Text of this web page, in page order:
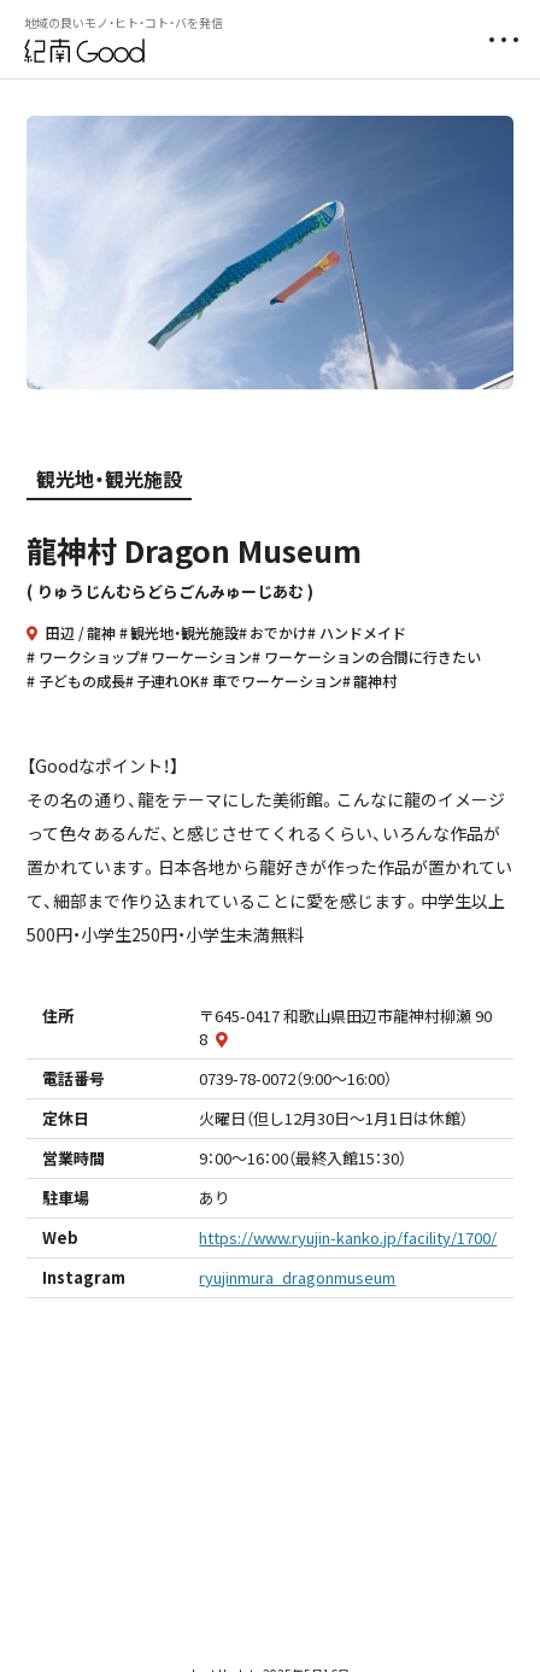
地域の良いモノ・ヒト・コト・バを発信
観光地・観光施設
龍神村 Dragon Museum
りゅうじんむらどらごんみゅーじあむ
田辺 龍神 観光地・観光施設 おでかけ
ハンドメイド
ワークショップ
ワーケーション
ワーケーションの合間に行きたい
子どもの成長
子連れOK 車でワーケーション 龍神村
【Goodなポイント！】
その名の通り、龍をテーマにした美術館。こんなに龍のイメージ
って色々あるんだ、と感じさせてくれるくらい、いろんな作品が
置かれています。日本各地から龍好きが作った作品が置かれてい
て、細部まで作り込まれていることに愛を感じます。中学生以上
500円・小学生250円・小学生未満無料
住所
〒645-0417 和歌山県田辺市龍神村柳瀬 90
8
電話番号
0739-78-0072（9:00～16:00）
定休日
火曜日（但し12月30日～1月1日は休館）
営業時間
9：00～16：00（最終入館15：30）
駐車場
あり
Web
https://www.ryujin-kanko.jp/facility/1700/
Instagram
ryujinmura_dragonmuseum